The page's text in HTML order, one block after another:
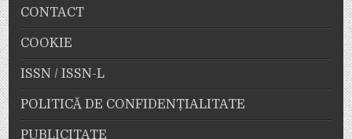
CONTACT
COOKIE
ISSN / ISSN-L
POLITICĂ DE CONFIDENȚIALITATE
PUBLICITATE